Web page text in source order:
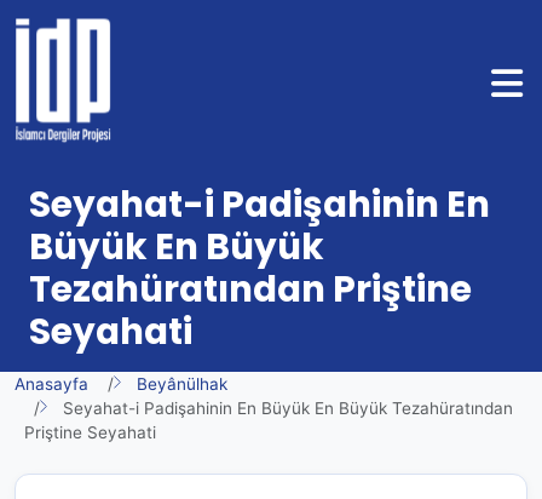
Seyahat-i Padişahinin En
Büyük En Büyük
Tezahüratından Priştine
Seyahati
Anasayfa
Beyânülhak
Seyahat-i Padişahinin En Büyük En Büyük Tezahüratından
Priştine Seyahati